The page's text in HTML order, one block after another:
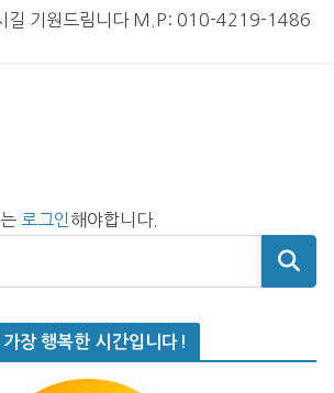
길 기원드림니다 M.P: 010-4219-1486
로그인 해야합니다.
장 행복한 시간입니다!